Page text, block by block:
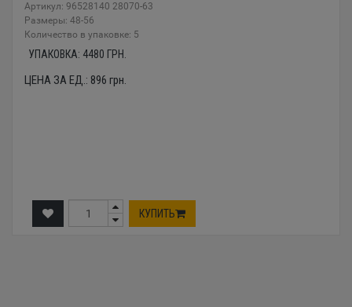
Артикул: 96528140 28070-63
Размеры: 48-56
Количество в упаковке: 5
УПАКОВКА: 4480 ГРН.
ЦЕНА ЗА ЕД.: 896 грн.
КУПИТЬ